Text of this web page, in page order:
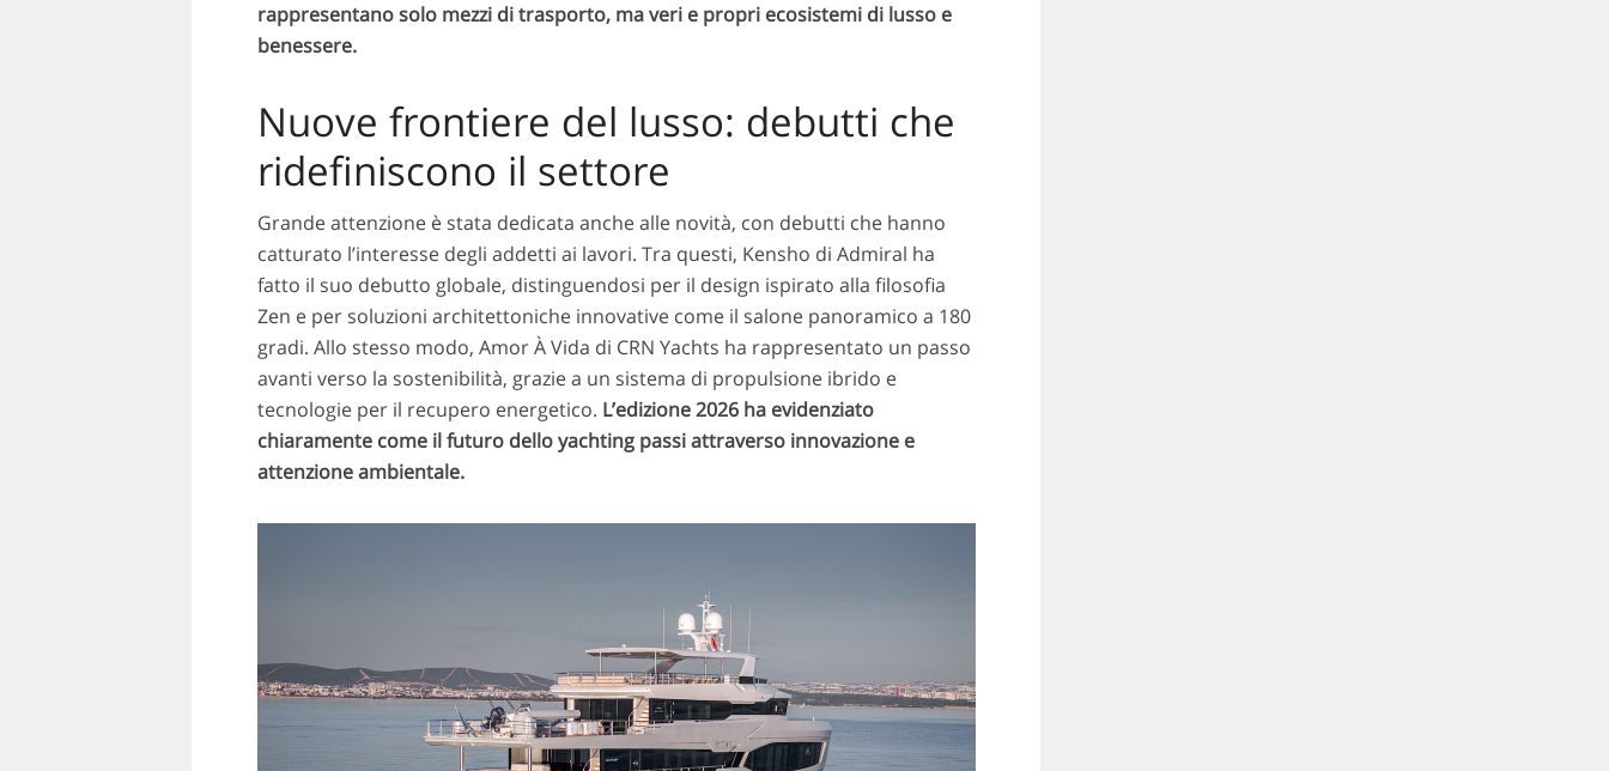
rappresentano solo mezzi di trasporto, ma veri e propri ecosistemi di lusso e
benessere.
Nuove frontiere del lusso: debutti che
ridefiniscono il settore
Grande attenzione è stata dedicata anche alle novità, con debutti che hanno
catturato l’interesse degli addetti ai lavori. Tra questi, Kensho di Admiral ha
fatto il suo debutto globale, distinguendosi per il design ispirato alla filosofia
Zen e per soluzioni architettoniche innovative come il salone panoramico a 180
gradi. Allo stesso modo, Amor À Vida di CRN Yachts ha rappresentato un passo
avanti verso la sostenibilità, grazie a un sistema di propulsione ibrido e
tecnologie per il recupero energetico. L’edizione 2026 ha evidenziato
chiaramente come il futuro dello yachting passi attraverso innovazione e
attenzione ambientale.